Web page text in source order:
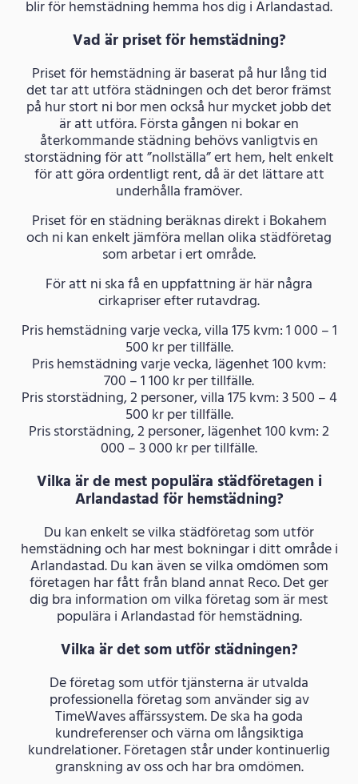
blir för hemstädning hemma hos dig i Arlandastad.
Vad är priset för hemstädning?
Priset för hemstädning är baserat på hur lång tid
det tar att utföra städningen och det beror främst
på hur stort ni bor men också hur mycket jobb det
är att utföra. Första gången ni bokar en
återkommande städning behövs vanligtvis en
storstädning för att ”nollställa” ert hem, helt enkelt
för att göra ordentligt rent, då är det lättare att
underhålla framöver.
Priset för en städning beräknas direkt i Bokahem
och ni kan enkelt jämföra mellan olika städföretag
som arbetar i ert område.
För att ni ska få en uppfattning är här några
cirkapriser efter rutavdrag.
Pris hemstädning varje vecka, villa 175 kvm: 1 000 – 1
500 kr per tillfälle.
Pris hemstädning varje vecka, lägenhet 100 kvm:
700 – 1 100 kr per tillfälle.
Pris storstädning, 2 personer, villa 175 kvm: 3 500 – 4
500 kr per tillfälle.
Pris storstädning, 2 personer, lägenhet 100 kvm: 2
000 – 3 000 kr per tillfälle.
Vilka är de mest populära städföretagen i
Arlandastad för hemstädning?
Du kan enkelt se vilka städföretag som utför
hemstädning och har mest bokningar i ditt område i
Arlandastad. Du kan även se vilka omdömen som
företagen har fått från bland annat Reco. Det ger
dig bra information om vilka företag som är mest
populära i Arlandastad för hemstädning.
Vilka är det som utför städningen?
De företag som utför tjänsterna är utvalda
professionella företag som använder sig av
TimeWaves affärssystem. De ska ha goda
kundreferenser och värna om långsiktiga
kundrelationer. Företagen står under kontinuerlig
granskning av oss och har bra omdömen.